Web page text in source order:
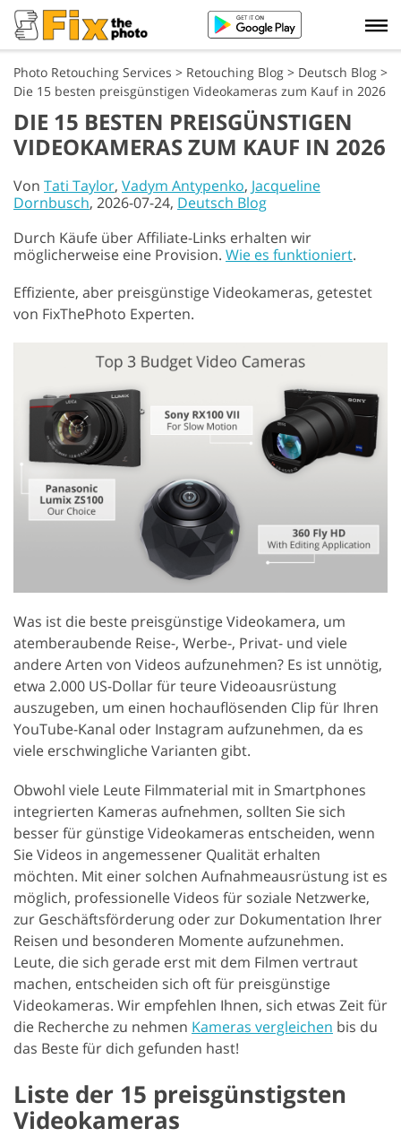
Photo Retouching Services > Retouching Blog > Deutsch Blog >
Die 15 besten preisgünstigen Videokameras zum Kauf in 2026
DIE 15 BESTEN PREISGÜNSTIGEN
VIDEOKAMERAS ZUM KAUF IN 2026
Von Tati Taylor, Vadym Antypenko, Jacqueline
Dornbusch, 2026-07-24, Deutsch Blog
Durch Käufe über Affiliate-Links erhalten wir
möglicherweise eine Provision. Wie es funktioniert.
Effiziente, aber preisgünstige Videokameras, getestet
von FixThePhoto Experten.
Was ist die beste preisgünstige Videokamera, um
atemberaubende Reise-, Werbe-, Privat- und viele
andere Arten von Videos aufzunehmen? Es ist unnötig,
etwa 2.000 US-Dollar für teure Videoausrüstung
auszugeben, um einen hochauflösenden Clip für Ihren
YouTube-Kanal oder Instagram aufzunehmen, da es
viele erschwingliche Varianten gibt.
Obwohl viele Leute Filmmaterial mit in Smartphones
integrierten Kameras aufnehmen, sollten Sie sich
besser für günstige Videokameras entscheiden, wenn
Sie Videos in angemessener Qualität erhalten
möchten. Mit einer solchen Aufnahmeausrüstung ist es
möglich, professionelle Videos für soziale Netzwerke,
zur Geschäftsförderung oder zur Dokumentation Ihrer
Reisen und besonderen Momente aufzunehmen.
Leute, die sich gerade erst mit dem Filmen vertraut
machen, entscheiden sich oft für preisgünstige
Videokameras. Wir empfehlen Ihnen, sich etwas Zeit für
die Recherche zu nehmen Kameras vergleichen bis du
das Beste für dich gefunden hast!
Liste der 15 preisgünstigsten
Videokameras